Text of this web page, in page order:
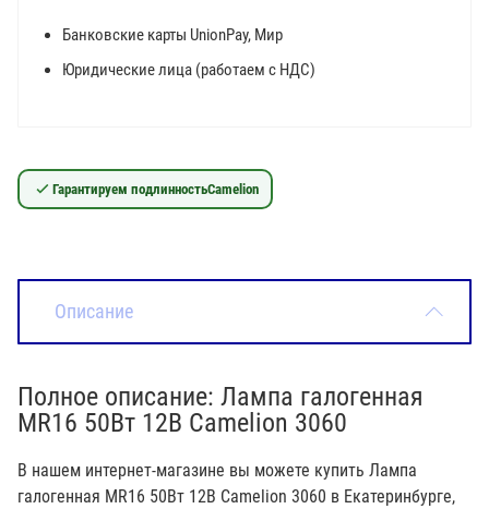
Банковские карты UnionPay, Мир
Юридические лица (работаем с НДС)
Гарантируем подлинностьCamelion
Описание
Полное описание: Лампа галогенная
MR16 50Вт 12В Camelion 3060
В нашем интернет-магазине вы можете купить Лампа
галогенная MR16 50Вт 12В Camelion 3060 в Екатеринбурге,